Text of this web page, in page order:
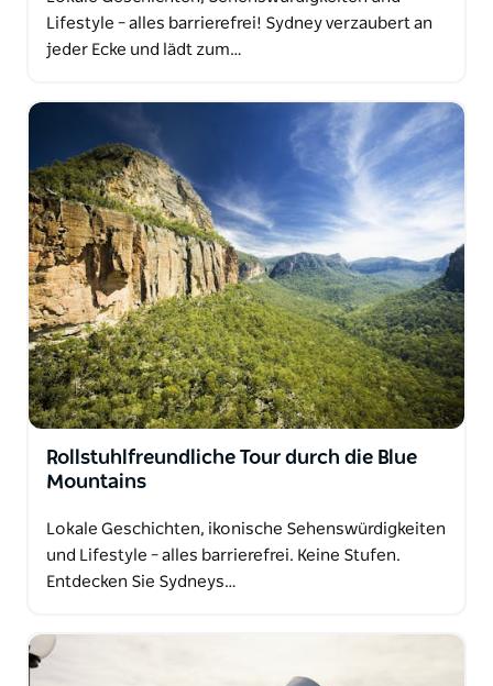
Lifestyle – alles barrierefrei! Sydney verzaubert an
jeder Ecke und lädt zum…
Rollstuhlfreundliche Tour durch die Blue
Mountains
Lokale Geschichten, ikonische Sehenswürdigkeiten
und Lifestyle – alles barrierefrei. Keine Stufen.
Entdecken Sie Sydneys…